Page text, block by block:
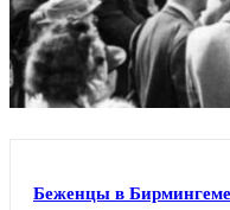
Беженцы в